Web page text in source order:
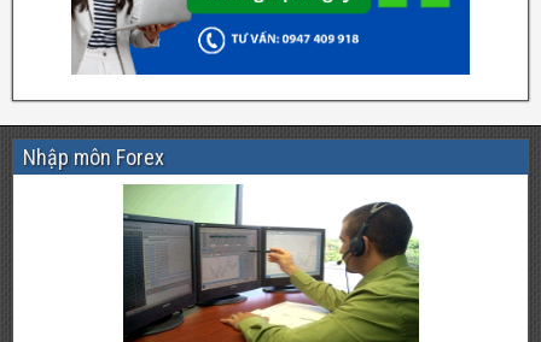
Nhập môn Forex